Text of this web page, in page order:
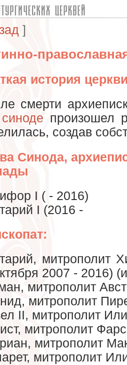
]
история
смерти
произошел
создав
Синода,
I ( - 2016)
I (2016 -
митрополит
2007 - 2016)
митрополит
митрополит
II, митрополит
митрополит
митрополит
митрополит